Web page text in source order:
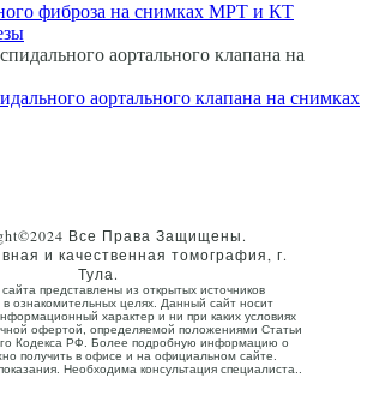
фиброза на снимках МРТ и КТ
аортального клапана на снимках
Все Права Защищены.
и качественная томография, г.
Тула.
представлены из открытых источников
ознакомительных целях. Данный сайт носит
характер и ни при каких условиях
офертой, определяемой положениями Статьи
Кодекса РФ. Более подробную информацию о
получить в офисе и на официальном сайте.
Необходима консультация специалиста..